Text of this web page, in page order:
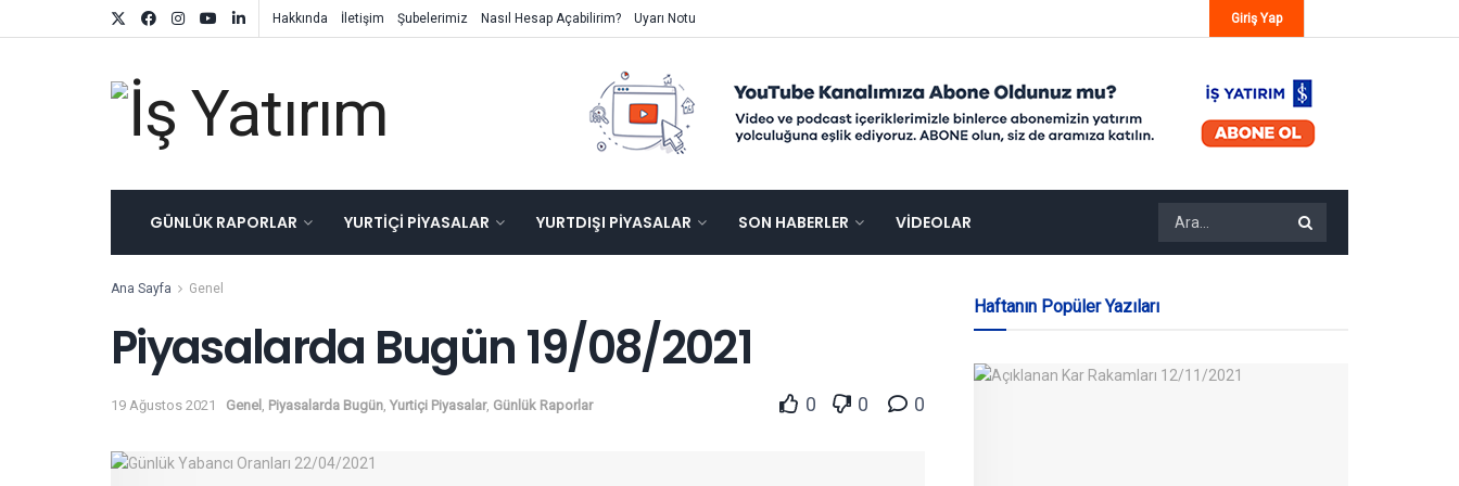
Hakkında İletişim Şubelerimiz Nasıl Hesap Açabilirim? Uyarı Notu Giriş Yap
GÜNLÜK RAPORLAR YURTIÇI PIYASALAR YURTDIŞI PIYASALAR SON HABERLER VIDEOLAR
Ana Sayfa Genel
Piyasalarda Bugün 19/08/2021
19 Ağustos 2021 Genel Piyasalarda Bugün Yurtiçi Piyasalar, Günlük Raporlar 0 0 0
Haftanın Popüler Yazıları